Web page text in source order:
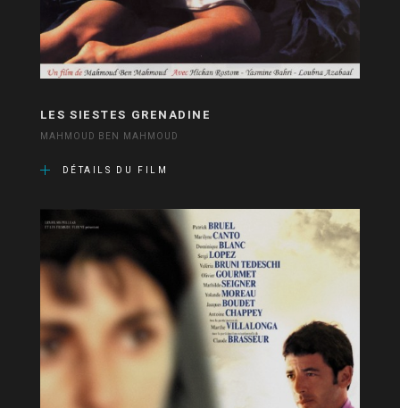
LES SIESTES GRENADINE
MAHMOUD BEN MAHMOUD
DÉTAILS DU FILM